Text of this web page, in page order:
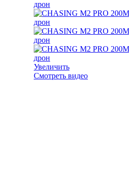
Увеличить
Смотреть видео